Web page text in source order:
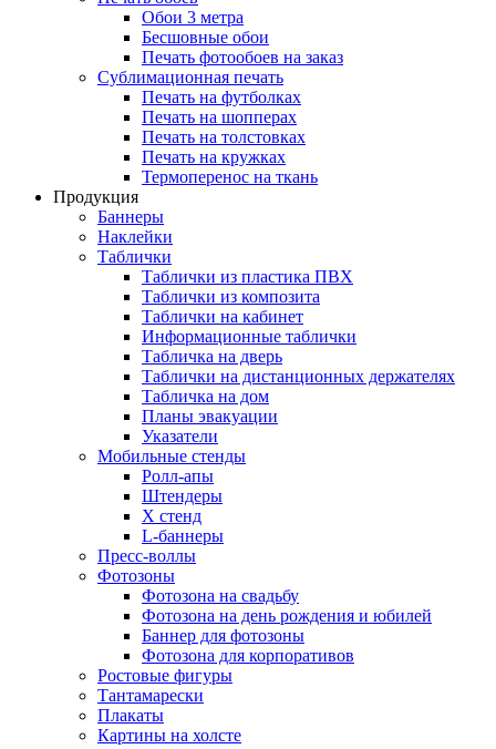
Обои 3 метра
Бесшовные обои
Печать фотообоев на заказ
Сублимационная печать
Печать на футболках
Печать на шопперах
Печать на толстовках
Печать на кружках
Термоперенос на ткань
Продукция
Баннеры
Наклейки
Таблички
Таблички из пластика ПВХ
Таблички из композита
Таблички на кабинет
Информационные таблички
Табличка на дверь
Таблички на дистанционных держателях
Табличка на дом
Планы эвакуации
Указатели
Мобильные стенды
Ролл-апы
Штендеры
Х стенд
L-баннеры
Пресс-воллы
Фотозоны
Фотозона на свадьбу
Фотозона на день рождения и юбилей
Баннер для фотозоны
Фотозона для корпоративов
Ростовые фигуры
Тантамарески
Плакаты
Картины на холсте